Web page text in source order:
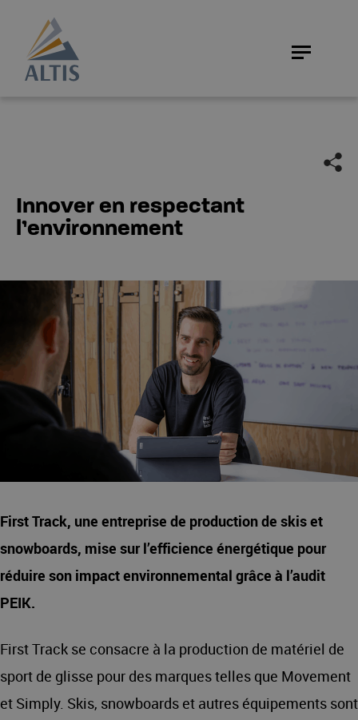
Innover en respectant
l’environnement
First Track, une entreprise de production de skis et
snowboards, mise sur l’efficience énergétique pour
réduire son impact environnemental grâce à l’audit
PEIK.
First Track se consacre à la production de matériel de
sport de glisse pour des marques telles que Movement
et Simply. Skis, snowboards et autres équipements sont